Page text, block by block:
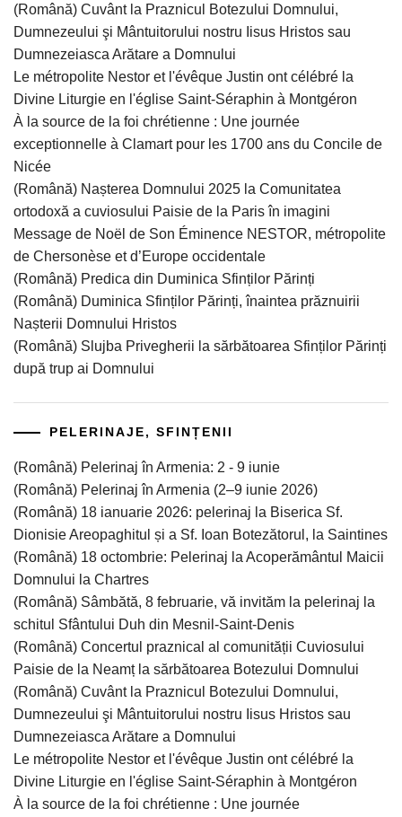
(Română) Cuvânt la Praznicul Botezului Domnului,
Dumnezeului şi Mântuitorului nostru Iisus Hristos sau
Dumnezeiasca Arătare a Domnului
Le métropolite Nestor et l'évêque Justin ont célébré la
Divine Liturgie en l'église Saint-Séraphin à Montgéron
À la source de la foi chrétienne : Une journée
exceptionnelle à Clamart pour les 1700 ans du Concile de
Nicée
(Română) Nașterea Domnului 2025 la Comunitatea
ortodoxă a cuviosului Paisie de la Paris în imagini
Message de Noël de Son Éminence NESTOR, métropolite
de Chersonèse et d’Europe occidentale
(Română) Predica din Duminica Sfinților Părinți
(Română) Duminica Sfinților Părinți, înaintea prăznuirii
Nașterii Domnului Hristos
(Română) Slujba Privegherii la sărbătoarea Sfinților Părinți
după trup ai Domnului
PELERINAJE, SFINȚENII
(Română) Pelerinaj în Armenia: 2 - 9 iunie
(Română) Pelerinaj în Armenia (2–9 iunie 2026)
(Română) 18 ianuarie 2026: pelerinaj la Biserica Sf.
Dionisie Areopaghitul și a Sf. Ioan Botezătorul, la Saintines
(Română) 18 octombrie: Pelerinaj la Acoperământul Maicii
Domnului la Chartres
(Română) Sâmbătă, 8 februarie, vă invităm la pelerinaj la
schitul Sfântului Duh din Mesnil-Saint-Denis
(Română) Concertul praznical al comunității Cuviosului
Paisie de la Neamț la sărbătoarea Botezului Domnului
(Română) Cuvânt la Praznicul Botezului Domnului,
Dumnezeului şi Mântuitorului nostru Iisus Hristos sau
Dumnezeiasca Arătare a Domnului
Le métropolite Nestor et l'évêque Justin ont célébré la
Divine Liturgie en l'église Saint-Séraphin à Montgéron
À la source de la foi chrétienne : Une journée